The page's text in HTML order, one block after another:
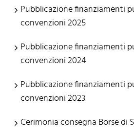
Pubblicazione finanziamenti
convenzioni 2025
Pubblicazione finanziamenti
convenzioni 2024
Pubblicazione finanziamenti
convenzioni 2023
Cerimonia consegna Borse di